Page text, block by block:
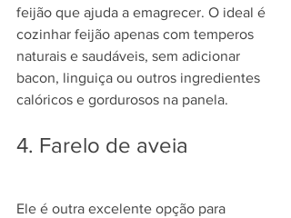
feijão que ajuda a emagrecer. O ideal é
cozinhar feijão apenas com temperos
naturais e saudáveis, sem adicionar
bacon, linguiça ou outros ingredientes
calóricos e gordurosos na panela.
4. Farelo de aveia
Ele é outra excelente opção para